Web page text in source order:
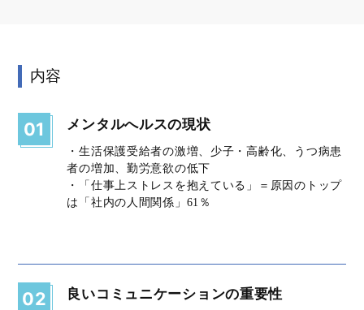
内容
01 メンタルへルスの現状
・生活保護受給者の激増、少子・高齢化、うつ病患
者の増加、勤労意欲の低下
・「仕事上ストレスを抱えている」＝原因のトップ
は「社内の人間関係」61％
02 良いコミュニケーションの重要性